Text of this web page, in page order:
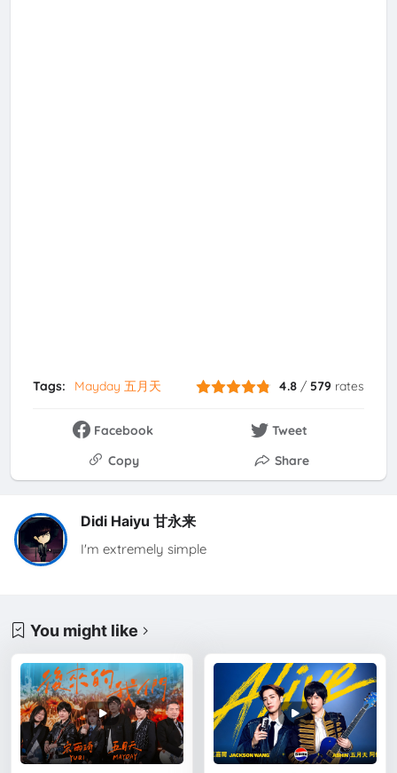
Tags: Mayday 五月天 4.8 /579 rates
Facebook
Tweet
Copy
Share
Didi Haiyu 甘永来
I'm extremely simple
You might like